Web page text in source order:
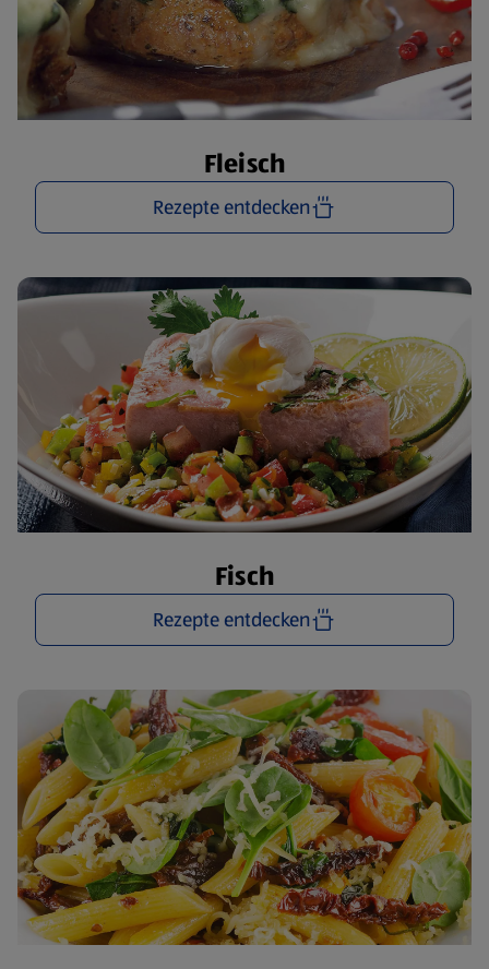
Fleisch
Rezepte entdecken
Fisch
Rezepte entdecken